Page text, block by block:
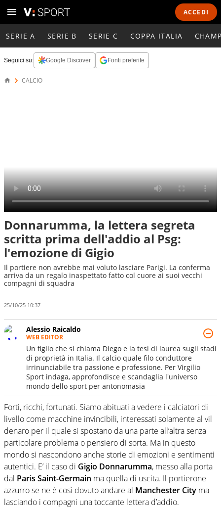
ACCEDI
SERIE A SERIE B SERIE C COPPA ITALIA
Seguici su: Google Discover Fonti preferite
CALCIO
Donnarumma, la lettera segreta
scritta prima dell'addio al Psg:
l'emozione di Gigio
Il portiere non avrebbe mai voluto lasciare Parigi. La conferma
arriva da un regalo inaspettato fatto col cuore ai suoi vecchi
compagni di squadra
25/10/25 10:37
Alessio Raicaldo
WEB EDITOR
Un figlio che si chiama Diego e la tesi di laurea sugli stadi
di proprietà in Italia. Il calcio quale filo conduttore
irrinunciabile tra passione e professione. Per Virgilio
Sport indaga, approfondisce e scandaglia l'universo
mondo dello sport per antonomasia
Forti, ricchi, fortunati. Siamo abituati a vedere i calciatori di
livello come macchine invincibili, interessati solamente al vil
denaro per il quale si spostano da una parte all’altra senza
particolare problema o pensiero di sorta. Ma in questo
mondo si nascondono anche storie di emozioni e sentimenti
autentici. E’ il caso di Gigio Donnarumma, messo alla porta
dal Paris Saint-Germain ma quella di uscita. Il portierone
azzurro se ne è così dovuto andare al Manchester City ma
lasciando i compagni una toccante lettera d’addio.